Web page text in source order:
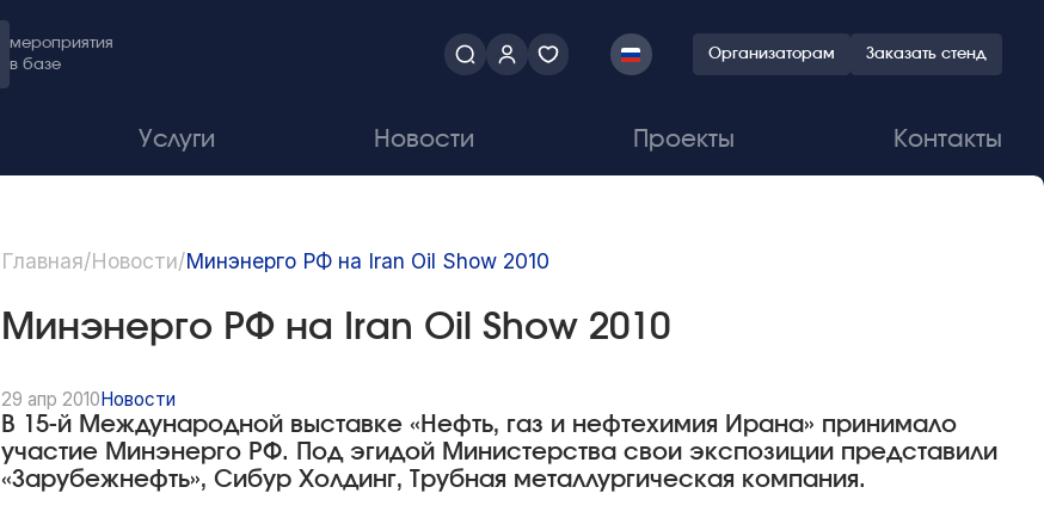
мероприятия
в базе
Организаторам Заказать стенд
Услуги Новости Проекты Контакты
Главная/Новости/Минэнерго РФ на Iran Oil Show 2010
Минэнерго РФ на Iran Oil Show 2010
29 апр 2010 Новости
В 15-й Международной выставке «Нефть, газ и нефтехимия Ирана» принимало
участие Минэнерго РФ. Под эгидой Министерства свои экспозиции представили
«Зарубежнефть», Сибур Холдинг, Трубная металлургическая компания.